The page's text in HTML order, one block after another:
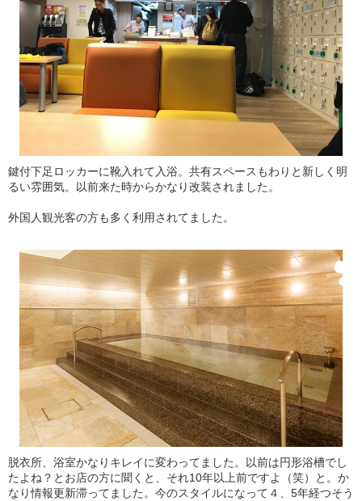
鍵付下足ロッカーに靴入れて入浴。共有スペースもわりと新しく明
るい雰囲気。以前来た時からかなり改装されました。
外国人観光客の方も多く利用されてました。
脱衣所、浴室かなりキレイに変わってました。以前は円形浴槽でし
たよね？とお店の方に聞くと、それ10年以上前ですよ（笑）と。か
なり情報更新滞ってました。今のスタイルになって４、5年経つそう